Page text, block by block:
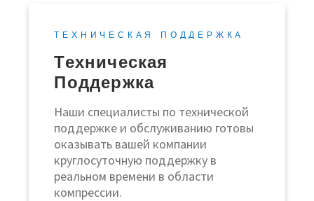
Техническая
Поддержка
ТЕХНИЧЕСКАЯ ПОДДЕРЖКА
Наши специалисты по технической
поддержке и обслуживанию готовы
оказывать вашей компании
круглосуточную поддержку в
реальном времени в области
компрессии.